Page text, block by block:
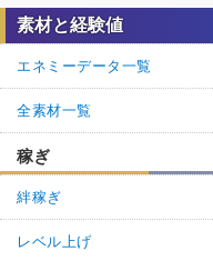
素材と経験値
エネミーデータ一覧
全素材一覧
稼ぎ
絆稼ぎ
レベル上げ